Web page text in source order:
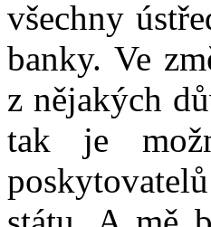
všechny
banky. Ve
z nějakých
tak je